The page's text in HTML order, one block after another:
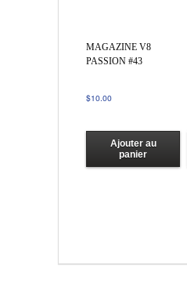
MAGAZINE V8
PASSION #43
$10.00
Ajouter au
panier